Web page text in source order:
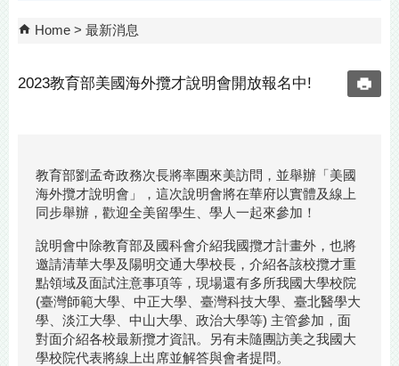
Home 最新消息
2023教育部美國海外攬才說明會開放報名中!
教育部劉孟奇政務次長將率團來美訪問，並舉辦「美國
海外攬才說明會」，這次說明會將在華府以實體及線上
同步舉辦，歡迎全美留學生、學人一起來參加！
說明會中除教育部及國科會介紹我國攬才計畫外，也將
邀請清華大學及陽明交通大學校長，介紹各該校攬才重
點領域及面試注意事項等，現場還有多所我國大學校院
(臺灣師範大學、中正大學、臺灣科技大學、臺北醫學大
學、淡江大學、中山大學、政治大學等) 主管參加，面
對面介紹各校最新攬才資訊。另有未隨團訪美之我國大
學校院代表將線上出席並解答與會者提問。